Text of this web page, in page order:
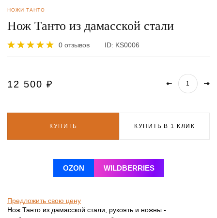
НОЖИ ТАНТО
Нож Танто из дамасской стали
0 отзывов ID: KS0006
12 500 ₽
КУПИТЬ КУПИТЬ В 1 КЛИК
OZON WILDBERRIES
Предложить свою цену
Нож Танто из дамасской стали, рукоять и ножны -